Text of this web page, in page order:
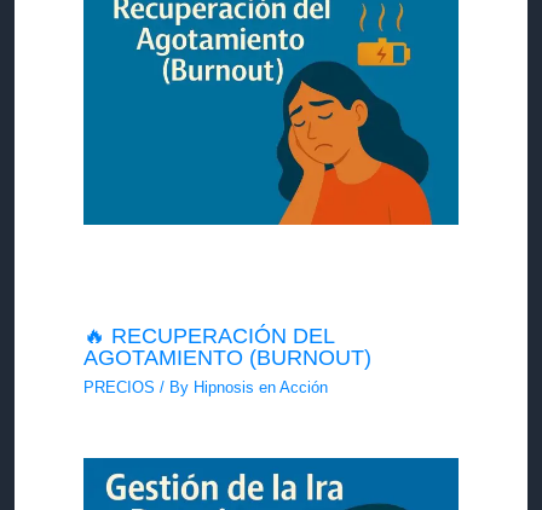
🔥 RECUPERACIÓN DEL
AGOTAMIENTO (BURNOUT)
PRECIOS / By Hipnosis en Acción